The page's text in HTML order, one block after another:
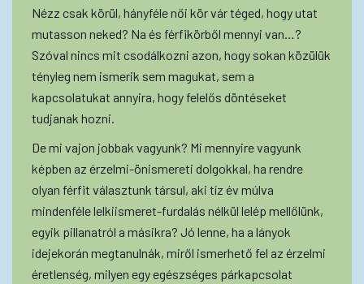
Nézz csak körül, hányféle női kör vár téged, hogy utat
mutasson neked? Na és férfikörből mennyi van…?
Szóval nincs mit csodálkozni azon, hogy sokan közülük
tényleg nem ismerik sem magukat, sem a
kapcsolatukat annyira, hogy felelős döntéseket
tudjanak hozni.
De mi vajon jobbak vagyunk? Mi mennyire vagyunk
képben az érzelmi-önismereti dolgokkal, ha rendre
olyan férfit választunk társul, aki tíz év múlva
mindenféle lelkiismeret-furdalás nélkül lelép mellőlünk,
egyik pillanatról a másikra? Jó lenne, ha a lányok
idejekorán megtanulnák, miről ismerhető fel az érzelmi
éretlenség, milyen egy egészséges párkapcsolat